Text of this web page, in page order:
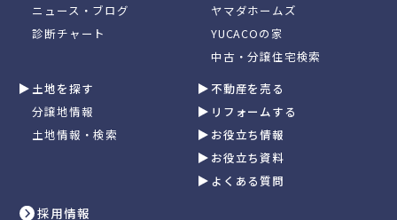
ニュース・ブログ
診断チャート
ヤマダホームズ
YUCACOの家
中古・分譲住宅検索
土地を探す
分譲地情報
土地情報・検索
不動産を売る
リフォームする
お役立ち情報
お役立ち資料
よくある質問
採用情報